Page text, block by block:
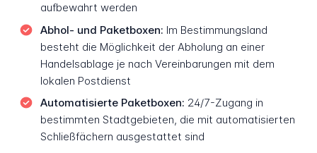
aufbewahrt werden
Abhol- und Paketboxen: Im Bestimmungsland
besteht die Möglichkeit der Abholung an einer
Handelsablage je nach Vereinbarungen mit dem
lokalen Postdienst
Automatisierte Paketboxen: 24/7-Zugang in
bestimmten Stadtgebieten, die mit automatisierten
Schließfächern ausgestattet sind